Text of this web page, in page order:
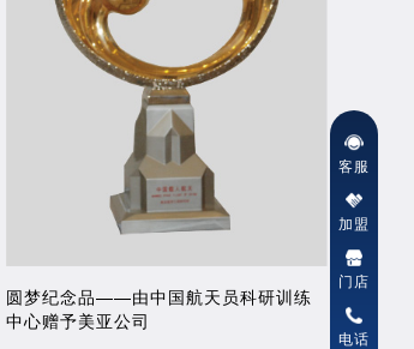
圆梦纪念品——由中国航天员科研训练
中心赠予美亚公司
客服
加盟
门店
电话